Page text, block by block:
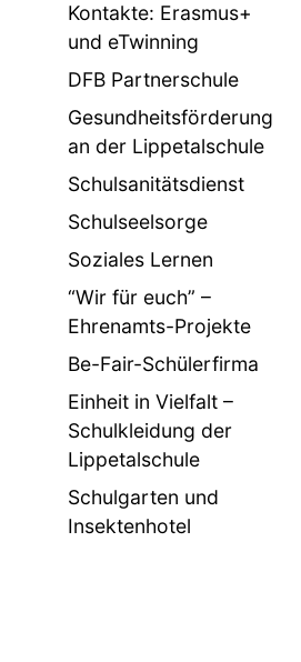
Kontakte: Erasmus+
und eTwinning
DFB Partnerschule
Gesundheitsförderung
an der Lippetalschule
Schulsanitätsdienst
Schulseelsorge
Soziales Lernen
“Wir für euch” –
Ehrenamts-Projekte
Be-Fair-Schülerfirma
Einheit in Vielfalt –
Schulkleidung der
Lippetalschule
Schulgarten und
Insektenhotel